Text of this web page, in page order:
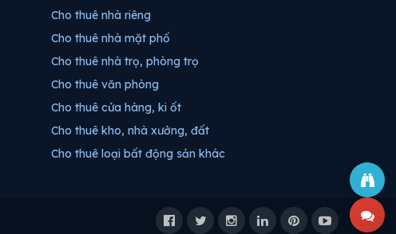
Cho thuê nhà riêng
Cho thuê nhà mặt phố
Cho thuê nhà trọ, phòng trọ
Cho thuê văn phòng
Cho thuê cửa hàng, ki ốt
Cho thuê kho, nhà xưởng, đất
Cho thuê loại bất động sản khác